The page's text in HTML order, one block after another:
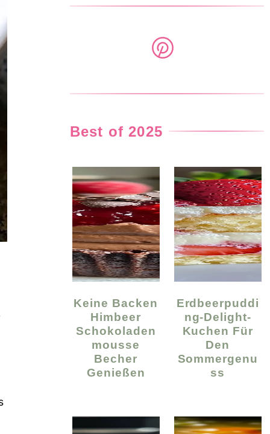
Best of 2025
Keine Backen
Himbeer
Schokoladen
Mousse
Becher
Genießen
Erdbeerpuddi
Ng-Delight-
Kuchen Für
Den
Sommergenu
Ss